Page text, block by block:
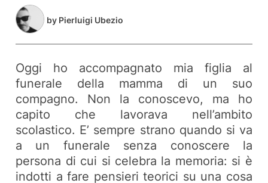
by Pierluigi Ubezio
Oggi ho accompagnato mia figlia al
funerale della mamma di un suo
compagno. Non la conoscevo, ma ho
capito che lavorava nell’ambito
scolastico. E’ sempre strano quando si va
a un funerale senza conoscere la
persona di cui si celebra la memoria: si è
indotti a fare pensieri teorici su una cosa